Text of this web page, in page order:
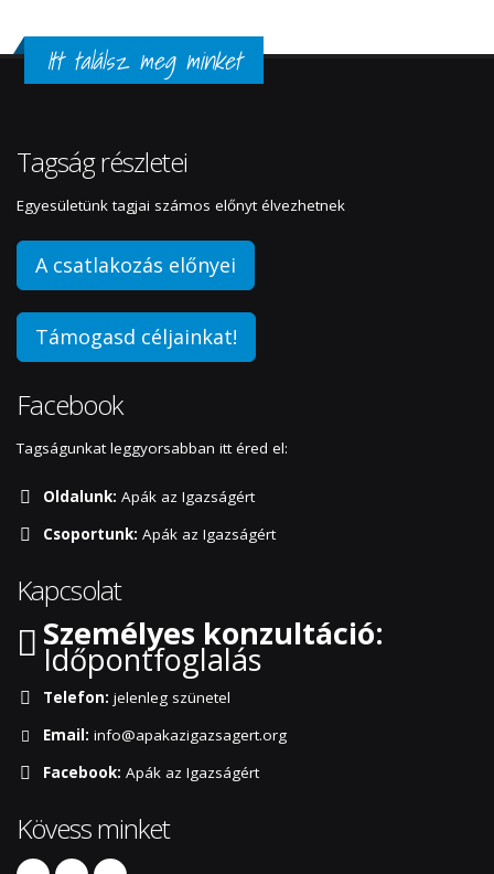
Itt találsz meg minket
Tagság részletei
Egyesületünk tagjai számos előnyt élvezhetnek
A csatlakozás előnyei
Támogasd céljainkat!
Facebook
Tagságunkat leggyorsabban itt éred el:
Oldalunk: Apák az Igazságért
Csoportunk: Apák az Igazságért
Kapcsolat
Személyes konzultáció:
Időpontfoglalás
Telefon: jelenleg szünetel
Email: info@apakazigazsagert.org
Facebook: Apák az Igazságért
Kövess minket